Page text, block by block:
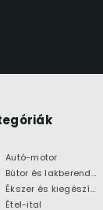
Autó-motor
Bútor és lakberendezés
Ékszer és kiegészítő
Étel-ital